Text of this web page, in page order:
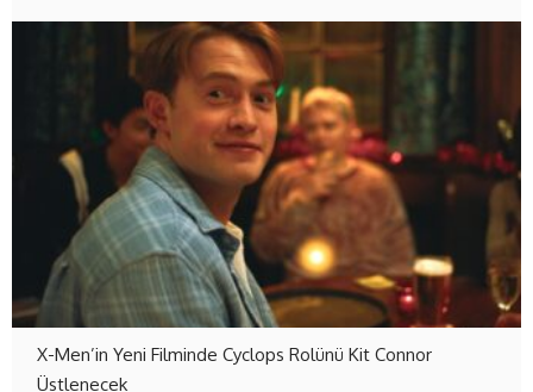
X-Men’in Yeni Filminde Cyclops Rolünü Kit Connor
Üstlenecek